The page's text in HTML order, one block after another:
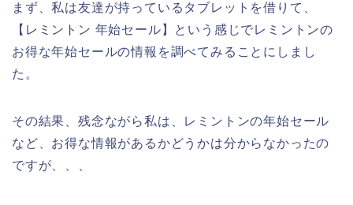
まず、私は友達が持っているタブレットを借りて、
【レミントン 年始セール】という感じでレミントンの
お得な年始セールの情報を調べてみることにしまし
た。
その結果、残念ながら私は、レミントンの年始セール
など、お得な情報があるかどうかは分からなかったの
ですが、、、